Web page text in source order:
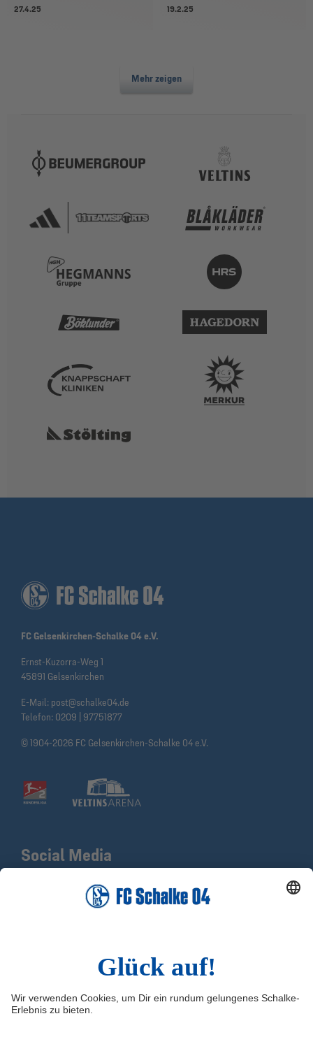
27.4.25
19.2.25
Mehr zeigen
FC Gelsenkirchen-Schalke 04 e.V.
Ernst-Kuzorra-Weg 1
45891 Gelsenkirchen
E-Mail: post@schalke04.de
Telefon: 0209 | 97751877
© 1904-2026 FC Gelsenkirchen-Schalke 04 e.V.
Impressum
Quicklinks
Shop
Social Media
X